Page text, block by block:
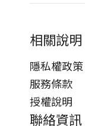
相關說明
隱私權政策
服務條款
授權說明
聯絡資訊